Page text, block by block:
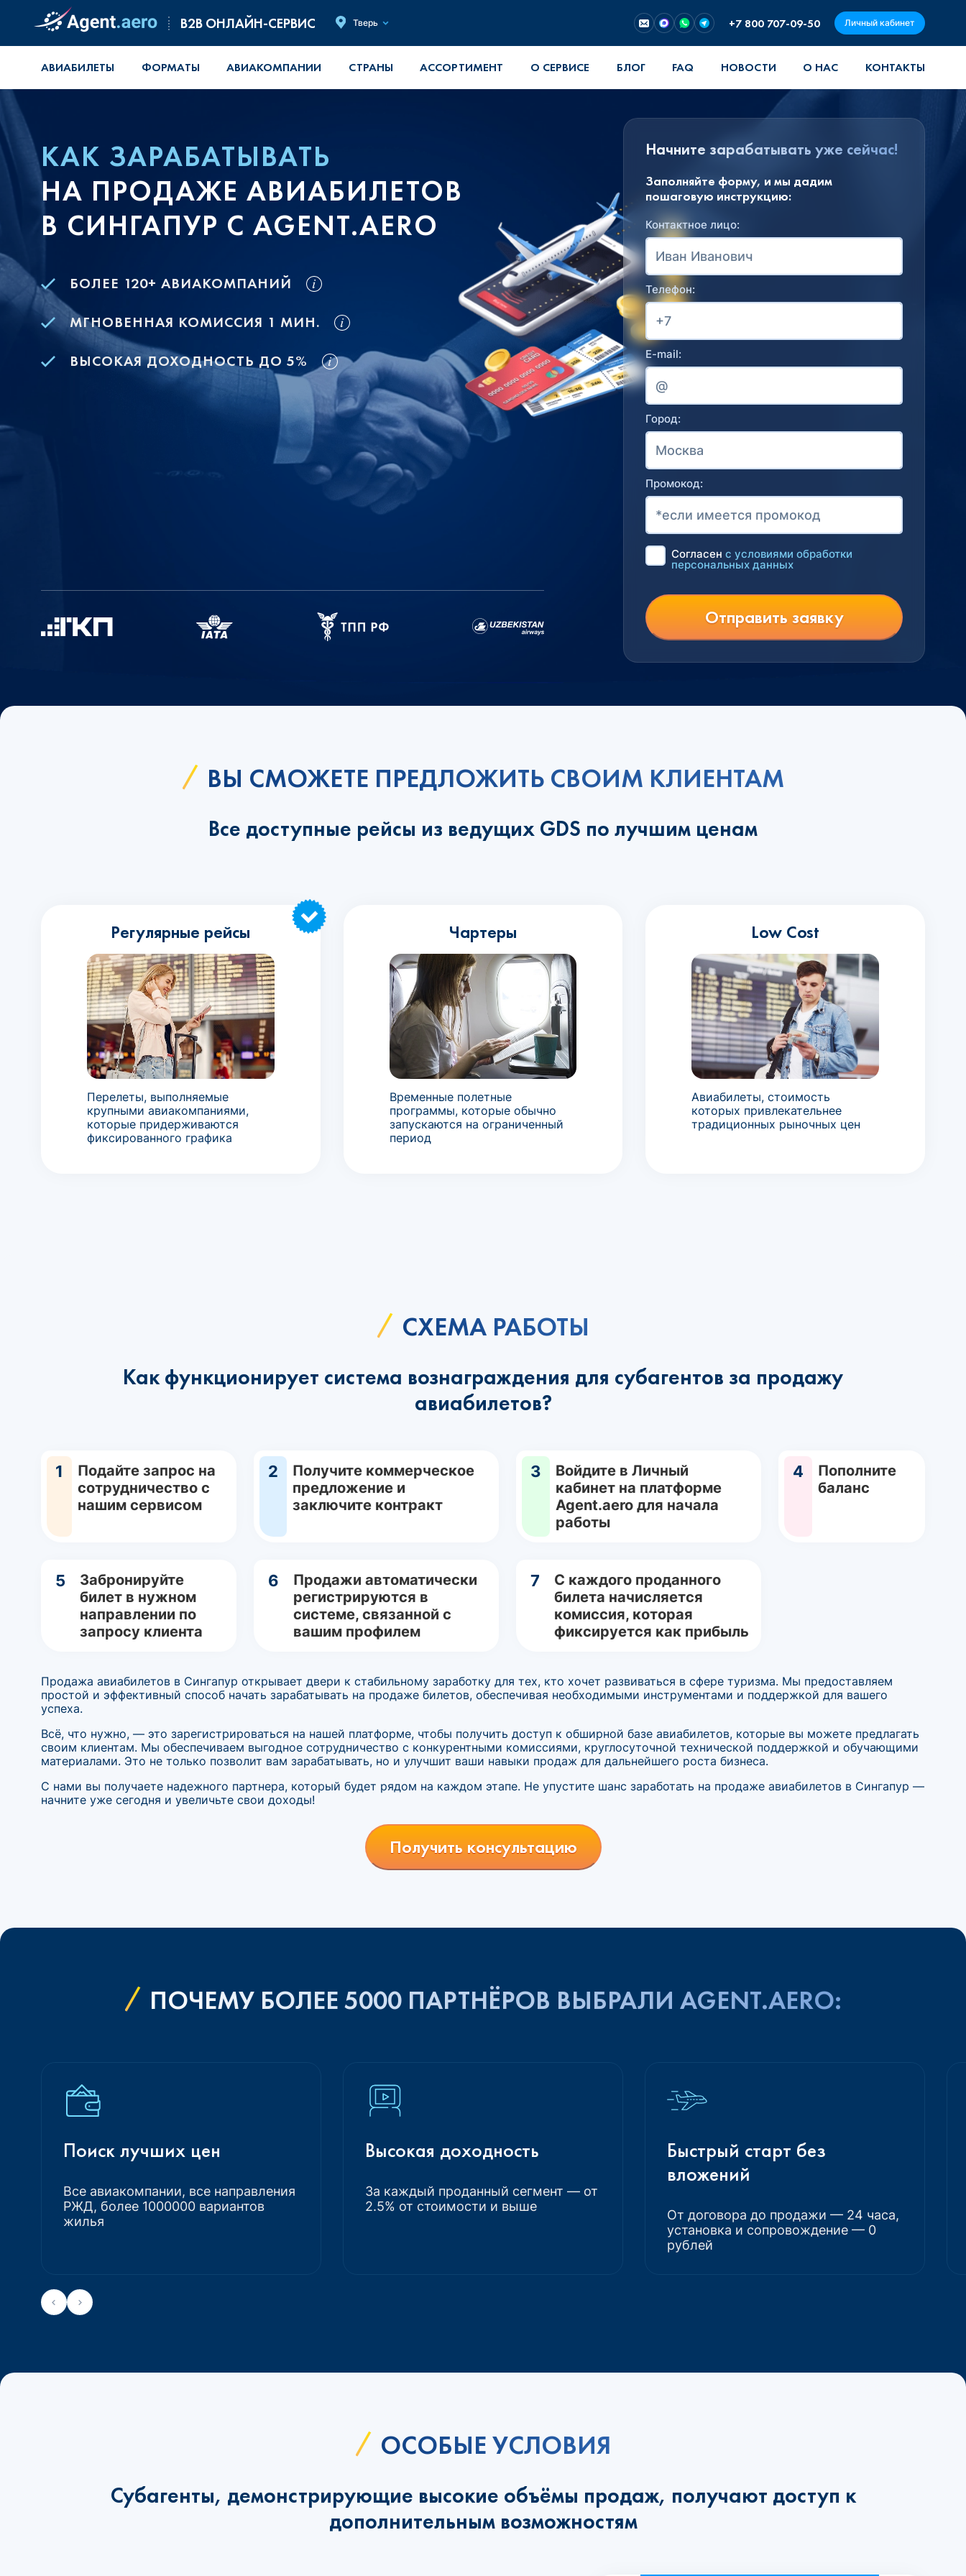
B2B ОНЛАЙН-СЕРВИС Тверь +7 800 707-09-50 Личный кабинет
АВИАБИЛЕТЫ ФОРМАТЫ АВИАКОМПАНИИ СТРАНЫ АССОРТИМЕНТ О СЕРВИСЕ БЛОГ FAQ НОВОСТИ О НАС КОНТАКТЫ
КАК ЗАРАБАТЫВАТЬ
НА ПРОДАЖЕ АВИАБИЛЕТОВ
В СИНГАПУР С AGENT.AERO
БОЛЕЕ 120+ АВИАКОМПАНИЙ
МГНОВЕННАЯ КОМИССИЯ 1 МИН.
ВЫСОКАЯ ДОХОДНОСТЬ ДО 5%
Начните зарабатывать уже сейчас!
Заполняйте форму, и мы дадим
пошаговую инструкцию:
Контактное лицо:
Телефон:
E-mail:
Город:
Промокод:
Согласен с условиями обработки
персональных данных
Отправить заявку
ВЫ СМОЖЕТЕ ПРЕДЛОЖИТЬ СВОИМ КЛИЕНТАМ
Все доступные рейсы из ведущих GDS по лучшим ценам
Регулярные рейсы
Перелеты, выполняемые
крупными авиакомпаниями,
которые придерживаются
фиксированного графика
Чартеры
Временные полетные
программы, которые обычно
запускаются на ограниченный
период
Low Cost
Авиабилеты, стоимость
которых привлекательнее
традиционных рыночных цен
СХЕМА РАБОТЫ
Как функционирует система вознаграждения для субагентов за продажу
авиабилетов?
1
Подайте запрос на
сотрудничество с
нашим сервисом
2
Получите коммерческое
предложение и
заключите контракт
3
Войдите в Личный
кабинет на платформе
Agent.aero для начала
работы
4
Пополните
баланс
5
Забронируйте
билет в нужном
направлении по
запросу клиента
6
Продажи автоматически
регистрируются в
системе, связанной с
вашим профилем
7
С каждого проданного
билета начисляется
комиссия, которая
фиксируется как прибыль
Продажа авиабилетов в Сингапур открывает двери к стабильному заработку для тех, кто хочет развиваться в сфере туризма. Мы предоставляем
простой и эффективный способ начать зарабатывать на продаже билетов, обеспечивая необходимыми инструментами и поддержкой для вашего
успеха.
Всё, что нужно, — это зарегистрироваться на нашей платформе, чтобы получить доступ к обширной базе авиабилетов, которые вы можете предлагать
своим клиентам. Мы обеспечиваем выгодное сотрудничество с конкурентными комиссиями, круглосуточной технической поддержкой и обучающими
материалами. Это не только позволит вам зарабатывать, но и улучшит ваши навыки продаж для дальнейшего роста бизнеса.
С нами вы получаете надежного партнера, который будет рядом на каждом этапе. Не упустите шанс заработать на продаже авиабилетов в Сингапур —
начните уже сегодня и увеличьте свои доходы!
Получить консультацию
ПОЧЕМУ БОЛЕЕ 5000 ПАРТНЁРОВ ВЫБРАЛИ AGENT.AERO:
Поиск лучших цен
Все авиакомпании, все направления
РЖД, более 1000000 вариантов
жилья
Высокая доходность
За каждый проданный сегмент — от
2.5% от стоимости и выше
Быстрый старт без
вложений
От договора до продажи — 24 часа,
установка и сопровождение — 0
рублей
ОСОБЫЕ УСЛОВИЯ
Субагенты, демонстрирующие высокие объёмы продаж, получают доступ к
дополнительным возможностям